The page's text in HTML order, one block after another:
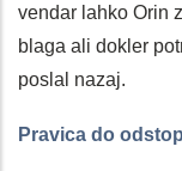
vendar lahko Orin
blaga ali dokler
poslal nazaj.
Pravica do